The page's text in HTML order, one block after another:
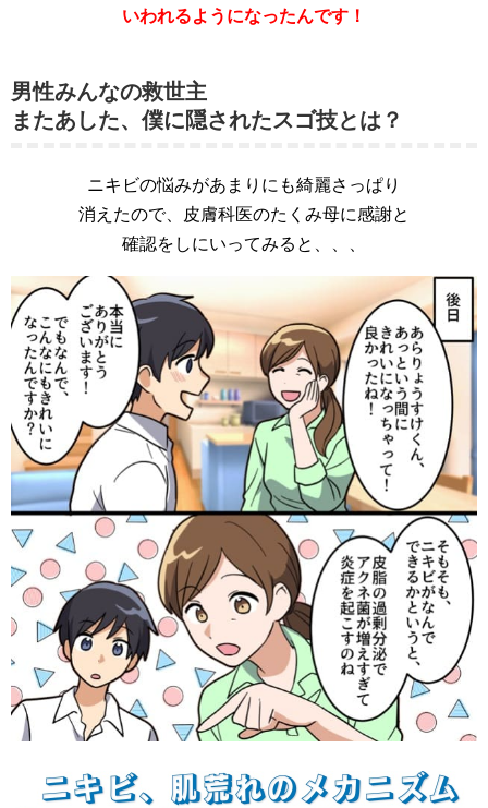
いわれるようになったんです！
男性みんなの救世主
またあした、僕に隠されたスゴ技とは？
ニキビの悩みがあまりにも綺麗さっぱり
消えたので、皮膚科医のたくみ母に感謝と
確認をしにいってみると、、、